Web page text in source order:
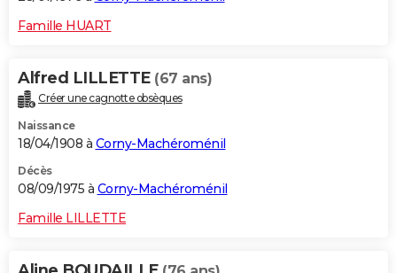
Famille HUART
Alfred LILLETTE (67 ans)
Créer une cagnotte obsèques
Naissance
18/04/1908 à Corny-Machéroménil
Décès
08/09/1975 à Corny-Machéroménil
Famille LILLETTE